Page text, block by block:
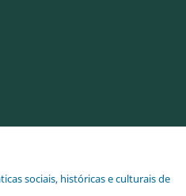
sociais, históricas e culturais de